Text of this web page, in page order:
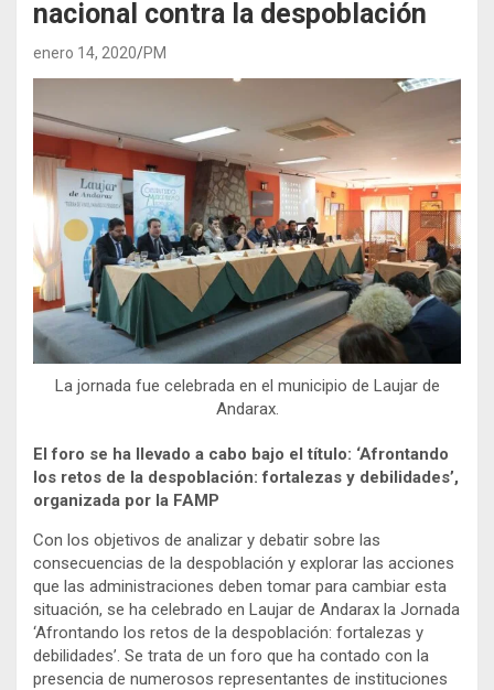
nacional contra la despoblación
enero 14, 2020 PM
La jornada fue celebrada en el municipio de Laujar de
Andarax.
El foro se ha llevado a cabo bajo el título: ‘Afrontando
los retos de la despoblación: fortalezas y debilidades’,
organizada por la FAMP
Con los objetivos de analizar y debatir sobre las
consecuencias de la despoblación y explorar las acciones
que las administraciones deben tomar para cambiar esta
situación, se ha celebrado en Laujar de Andarax la Jornada
‘Afrontando los retos de la despoblación: fortalezas y
debilidades’. Se trata de un foro que ha contado con la
presencia de numerosos representantes de instituciones